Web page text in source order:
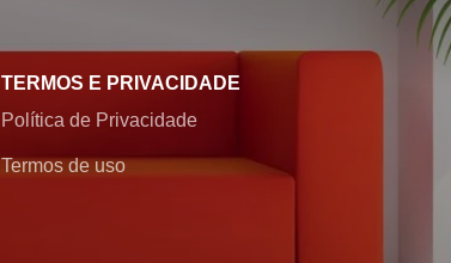
TERMOS E PRIVACIDADE
Política de Privacidade
Termos de uso